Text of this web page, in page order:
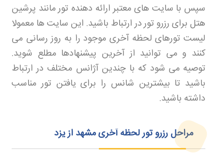
سپس با سایت های معتبر ارائه دهنده تور مانند پرشین
هتل برای رزرو توردر ارتباط باشید. این سایت ها معمولا
لیست تورهای لحظه آخری موجود را به روز رسانی می
کنند و می توانید از آخرین پیشنهادها مطلع شوید.
توصیه می شود که با چندین آژانس مختلف در ارتباط
باشید تا بیشترین شانس را برای یافتن تور مناسب
داشته باشید.
مراحل رزرو تور لحظه آخری مشهد از یزد